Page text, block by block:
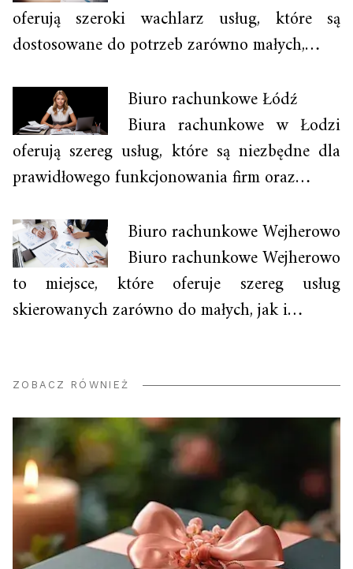
oferują szeroki wachlarz usług, które są
dostosowane do potrzeb zarówno małych,…
Biuro rachunkowe Łódź
Biura rachunkowe w Łodzi
oferują szereg usług, które są niezbędne dla
prawidłowego funkcjonowania firm oraz…
Biuro rachunkowe Wejherowo
Biuro rachunkowe Wejherowo
to miejsce, które oferuje szereg usług
skierowanych zarówno do małych, jak i…
ZOBACZ RÓWNIEŻ